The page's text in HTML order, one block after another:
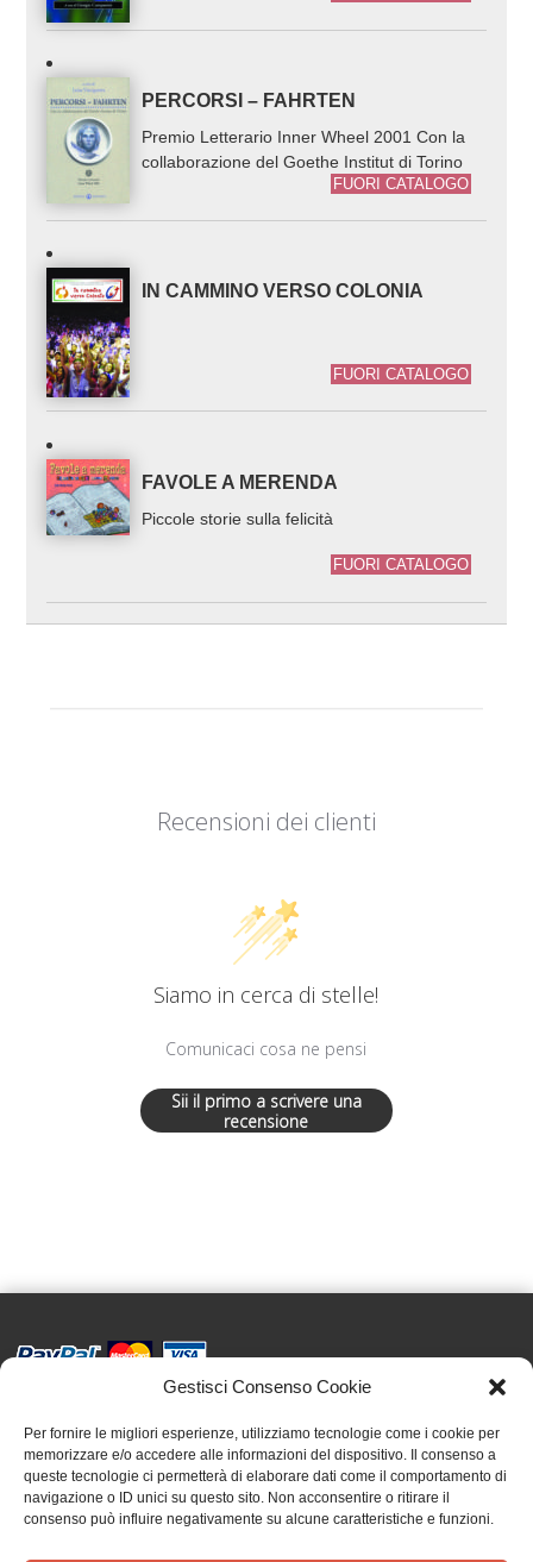
Gestisci Consenso Cookie
Per fornire le migliori esperienze, utilizziamo tecnologie come i cookie per
memorizzare e/o accedere alle informazioni del dispositivo. Il consenso a
queste tecnologie ci permetterà di elaborare dati come il comportamento di
navigazione o ID unici su questo sito. Non acconsentire o ritirare il
consenso può influire negativamente su alcune caratteristiche e funzioni.
PERCORSI – FAHRTEN
Premio Letterario Inner Wheel 2001 Con la
collaborazione del Goethe Institut di Torino
FUORI CATALOGO
IN CAMMINO VERSO COLONIA
FUORI CATALOGO
FAVOLE A MERENDA
Piccole storie sulla felicità
FUORI CATALOGO
Recensioni dei clienti
Siamo in cerca di stelle!
Comunicaci cosa ne pensi
Sii il primo a scrivere una
recensione
C.F. e P.IVA 09655250018
Via Tre Denti, 1 - 10060 Cantalupa (TO)
Telefono: (+39) 0121 353452 - Fax: (+39) 0121 353839
info@effata.it